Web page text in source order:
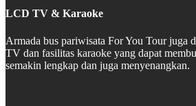
LCD TV & Karaoke
Armada bus pariwisata For You Tour juga
TV dan fasilitas karaoke yang dapat
semakin lengkap dan juga menyenangkan.